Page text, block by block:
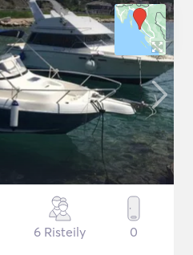
6 Risteily 0